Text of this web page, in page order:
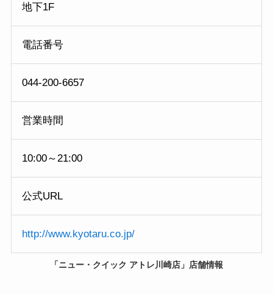
地下1F
電話番号
044-200-6657
営業時間
10:00～21:00
公式URL
http://www.kyotaru.co.jp/
「ニュー・クイック アトレ川崎店」店舗情報